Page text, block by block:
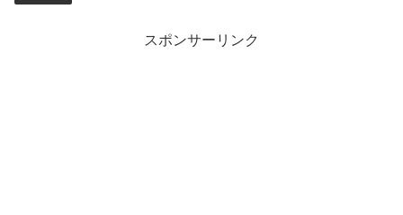
スポンサーリンク